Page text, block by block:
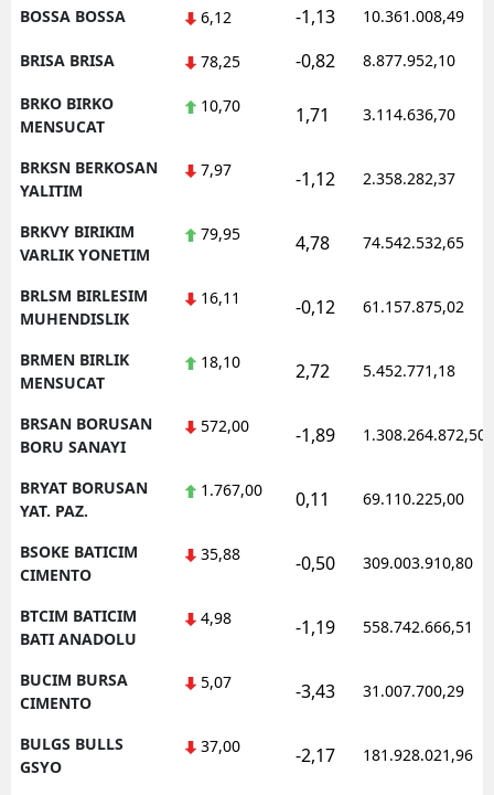
BOSSA BOSSA 6,12 -1,13 10.361.008,49
BRISA BRISA 78,25 -0,82 8.877.952,10
BRKO BIRKO
MENSUCAT
10,70 1,71 3.114.636,70
BRKSN BERKOSAN
YALITIM
7,97 -1,12 2.358.282,37
BRKVY BIRIKIM
VARLIK YONETIM
79,95 4,78 74.542.532,65
BRLSM BIRLESIM
MUHENDISLIK
16,11 -0,12 61.157.875,02
BRMEN BIRLIK
MENSUCAT
18,10 2,72 5.452.771,18
BRSAN BORUSAN
BORU SANAYI
572,00 -1,89 1.308.264.872,50
BRYAT BORUSAN
YAT. PAZ.
1.767,00 0,11 69.110.225,00
BSOKE BATICIM
CIMENTO
35,88 -0,50 309.003.910,80
BTCIM BATICIM
BATI ANADOLU
4,98 -1,19 558.742.666,51
BUCIM BURSA
CIMENTO
5,07 -3,43 31.007.700,29
BULGS BULLS
GSYO
37,00 -2,17 181.928.021,96